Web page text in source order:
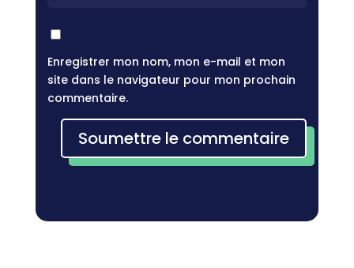
Enregistrer mon nom, mon e-mail et mon
site dans le navigateur pour mon prochain
commentaire.
Soumettre le commentaire